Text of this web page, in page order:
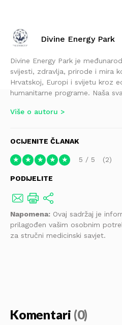
Divine Energy Park
Divine Energy Park je
svijesti, zdravlja, prirode i mira
Hrvatskoj, Europi i svijetu kroz
humanitarne programe. Naša
Više o autoru
OCIJENITE ČLANAK
★ ★ ★ ★ ★ 5 / 5 2
PODIJELITE
Napomena: Ovaj sadržaj je
prilagođen vašim osobnim
za stručni medicinski savjet.
Komentari (0)